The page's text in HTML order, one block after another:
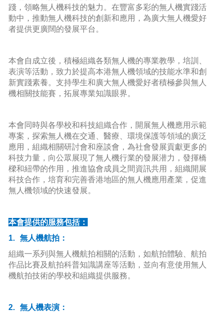
踐，領略無人機科技的魅力。在豐富多彩的無人機實踐活
動中，推動無人機科技的創新和應用，為廣大無人機愛好
者提供更廣闊的發展平台。
本會自成立後，積極組織各類無人機的專業教學，培訓、
表演等活動，致力於提高本港無人機領域的技能水準和創
新實踐素養。支持學生和廣大無人機愛好者積極參與無人
機相關技能賽，拓展專業知識眼界。
本會同時與各學校和科技組織合作，開展無人機應用示範
專案，探索無人機在交通、醫療、環境保護等領域的廣泛
應用，組織相關研討會和座談會，為社會發展貢獻更多的
科技力量，向公眾展現了無人機行業的發展潜力，發揮橋
樑和紐帶的作用，推進協會成員之間資訊共用，組織開展
科技合作，培育和完善香港地區的無人機應用產業，促進
無人機領域的快速發展。
本會提供的服務包括：
1.
無人機航拍：
組織一系列與無人機航拍相關的活動，如航拍體驗、航拍
作品比賽及航拍科普知識講座等活動，並向有意使用無人
機航拍技術的學校和組織提供服務。
2.
無人機表演：